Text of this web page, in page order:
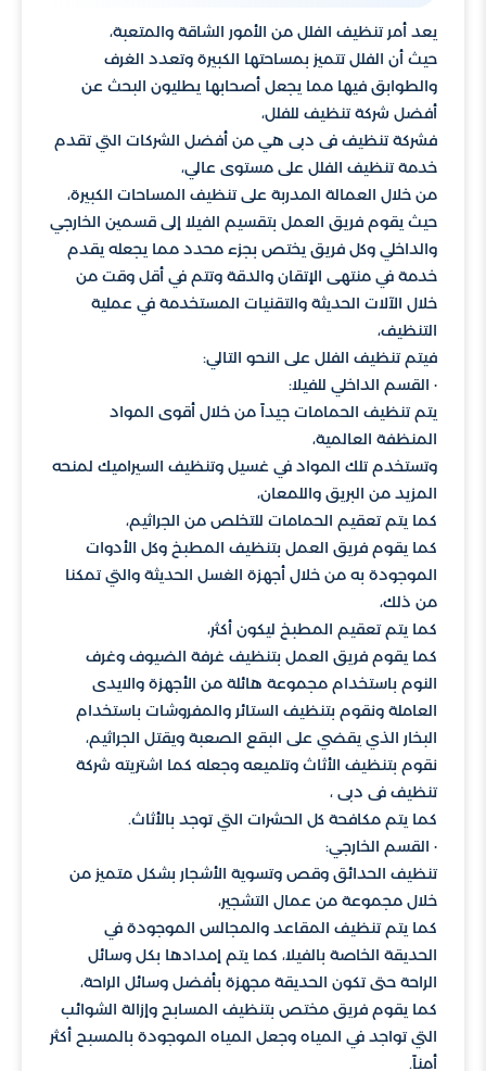
يعد أمر تنظيف الفلل من الأمور الشاقة والمتعبة،
حيث أن الفلل تتميز بمساحتها الكبيرة وتعدد الغرف
والطوابق فيها مما يجعل أصحابها يطليون البحث عن
أفضل شركة تنظيف للفلل،
فشركة تنظيف فى دبى هي من أفضل الشركات التي تقدم
خدمة تنظيف الفلل على مستوى عالي،
من خلال العمالة المدربة على تنظيف المساحات الكبيرة،
حيث يقوم فريق العمل بتقسيم الفيلا إلى قسمين الخارجي
والداخلي وكل فريق يختص بجزء محدد مما يجعله يقدم
خدمة في منتهى الإتقان والدقة وتتم في أقل وقت من
خلال الآلات الحديثة والتقنيات المستخدمة في عملية
التنظيف،
فيتم تنظيف الفلل على النحو التالي:
· القسم الداخلي للفيلا:
يتم تنظيف الحمامات جيداً من خلال أقوى المواد
المنظفة العالمية،
وتستخدم تلك المواد في غسيل وتنظيف السيراميك لمنحه
المزيد من البريق واللمعان،
كما يتم تعقيم الحمامات للتخلص من الجراثيم،
كما يقوم فريق العمل بتنظيف المطبخ وكل الأدوات
الموجودة به من خلال أجهزة الغسل الحديثة والتي تمكنا
من ذلك،
كما يتم تعقيم المطبخ ليكون أكثر،
كما يقوم فريق العمل بتنظيف غرفة الضيوف وغرف
النوم باستخدام مجموعة هائلة من الأجهزة والايدى
العاملة ونقوم بتنظيف الستائر والمفروشات باستخدام
البخار الذي يقضي على البقع الصعبة ويقتل الجراثيم،
نقوم بتنظيف الأثاث وتلميعه وجعله كما اشتريته شركة
تنظيف فى دبى ،
كما يتم مكافحة كل الحشرات التي توجد بالأثاث.
· القسم الخارجي:
تنظيف الحدائق وقص وتسوية الأشجار بشكل متميز من
خلال مجموعة من عمال التشجير،
كما يتم تنظيف المقاعد والمجالس الموجودة في
الحديقة الخاصة بالفيلا، كما يتم إمدادها بكل وسائل
الراحة حتى تكون الحديقة مجهزة بأفضل وسائل الراحة،
كما يقوم فريق مختص بتنظيف المسابح وإزالة الشوائب
التي تواجد في المياه وجعل المياه الموجودة بالمسبح أكثر
أمناً.